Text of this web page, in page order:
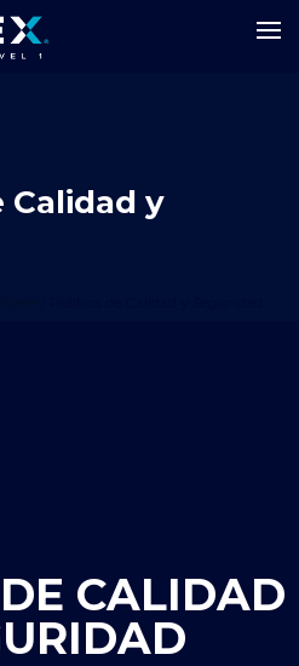
Calidad y
CALIDAD